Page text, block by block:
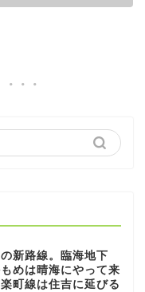
新路線。臨海地下
めは晴海にやって来
町線は住吉に延びる